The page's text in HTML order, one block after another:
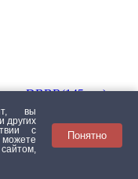
mm) для
осветителей с
вы
других
с
Понятно